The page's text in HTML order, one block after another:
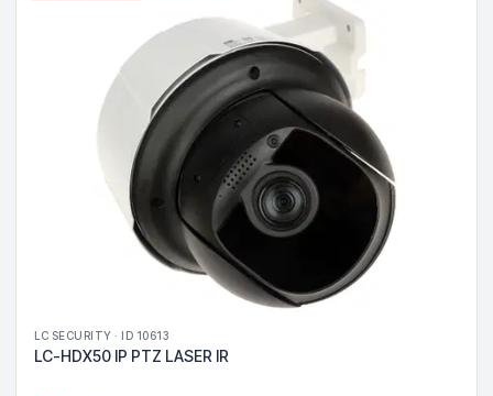
LC SECURITY · ID 10613
LC-HDX50 IP PTZ LASER IR